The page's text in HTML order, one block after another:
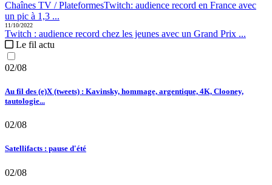
Chaînes TV / PlateformesTwitch: audience record en France avec
un pic à 1,3 ...
11/10/2022
Twitch : audience record chez les jeunes avec un Grand Prix ...
Le fil actu
02/08
Au fil des (e)X (tweets) : Kavinsky, hommage, argentique, 4K, Clooney,
tautologie...
02/08
Satellifacts : pause d'été
02/08